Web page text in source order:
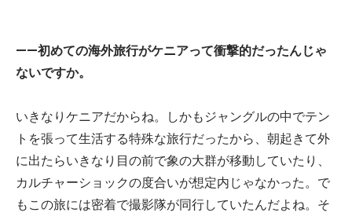
——初めての海外旅行がケニアって衝撃的だったんじゃ
ないですか。
いきなりケニアだからね。しかもジャングルの中でテン
トを張って生活する特殊な旅行だったから、朝起きて外
に出たらいきなり目の前で象の大群が移動していたり、
カルチャーショックの度合いが想定内じゃなかった。で
もこの旅には密着で撮影隊が同行していたんだよね。そ